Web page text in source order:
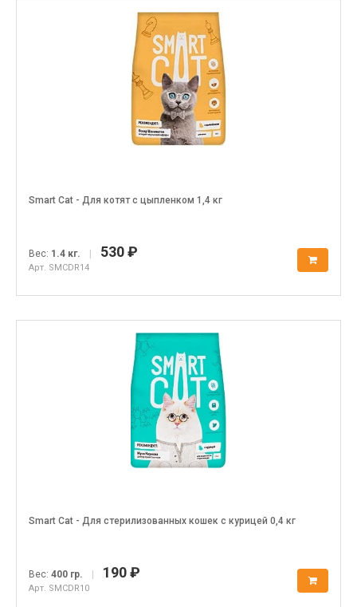
Smart Cat - Для котят с цыпленком 1,4 кг
Вес: 1.4 кг. | 530 ₽
Арт. SMCDR14
Smart Cat - Для стерилизованных кошек с курицей 0,4 кг
Вес: 400 гр. | 190 ₽
Арт. SMCDR10